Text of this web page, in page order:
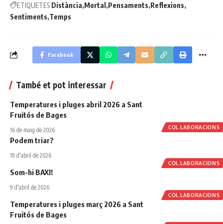
ETIQUETES Distància Mortal Pensaments Reflexions
Sentiments Temps
Facebook
També et pot interessar
COL.LABORACIONS
Temperatures i pluges abril 2026 a Sant
Fruitós de Bages
16 de maig de 2026
COL.LABORACIONS
Podem triar?
19 d'abril de 2026
COL.LABORACIONS
Som-hi BAXI!
9 d'abril de 2026
Temperatures i pluges març 2026 a Sant
Fruitós de Bages